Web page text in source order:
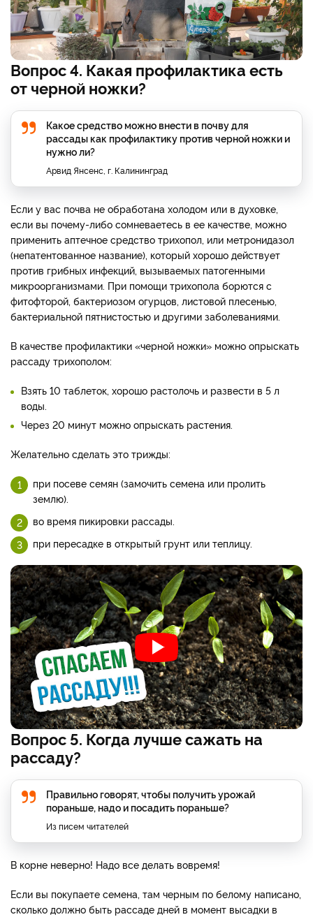
Вопрос 4. Какая профилактика есть
от черной ножки?
Какое средство можно внести в почву для
рассады как профилактику против черной ножки и
нужно ли?
Арвид Янсенс, г. Калининград
Если у вас почва не обработана холодом или в духовке,
если вы почему-либо сомневаетесь в ее качестве, можно
применить аптечное средство трихопол, или метронидазол
(непатентованное название), который хорошо действует
против грибных инфекций, вызываемых патогенными
микроорганизмами. При помощи трихопола борются с
фитофторой, бактериозом огурцов, листовой плесенью,
бактериальной пятнистостью и другими заболеваниями.
В качестве профилактики «черной ножки» можно опрыскать
рассаду трихополом:
Взять 10 таблеток, хорошо растолочь и развести в 5 л
воды.
Через 20 минут можно опрыскать растения.
Желательно сделать это трижды:
при посеве семян (замочить семена или пролить
землю).
во время пикировки рассады.
при пересадке в открытый грунт или теплицу.
Вопрос 5. Когда лучше сажать на
рассаду?
Правильно говорят, чтобы получить урожай
пораньше, надо и посадить пораньше?
Из писем читателей
В корне неверно! Надо все делать вовремя!
Если вы покупаете семена, там черным по белому написано,
сколько должно быть рассаде дней в момент высадки в